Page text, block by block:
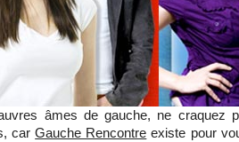
âmes de gauche, ne craquez
carGauche Rencontre existe pour